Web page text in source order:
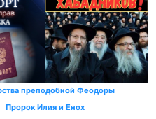
преподобной Феодоры
Пророк Илия и Енох